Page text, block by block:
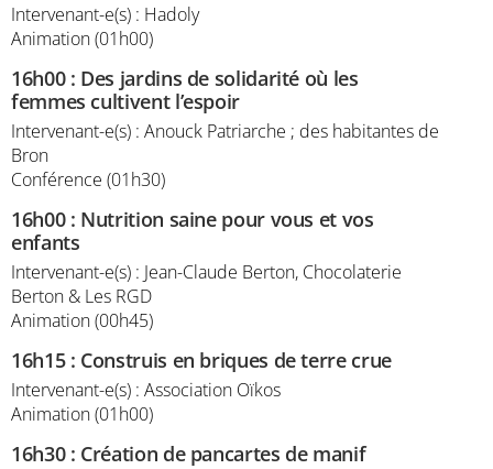
Intervenant-e(s) : Hadoly
Animation (01h00)
16h00: Des jardins de solidarité où les
femmes cultivent l’espoir
Intervenant-e(s) : Anouck Patriarche ; des habitantes de
Bron
Conférence (01h30)
16h00: Nutrition saine pour vous et vos
enfants
Intervenant-e(s) : Jean-Claude Berton, Chocolaterie
Berton & Les RGD
Animation (00h45)
16h15: Construis en briques de terre crue
Intervenant-e(s) : Association Oïkos
Animation (01h00)
16h30: Création de pancartes de manif